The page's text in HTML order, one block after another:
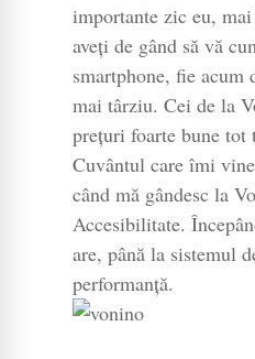
importante zic eu,
aveți de gând să vă
smartphone, fie acum
mai târziu. Cei de la
prețuri foarte bune tot
Cuvântul care îmi
când mă gândesc la
Accesibilitate.
are, până la sistemul
performanță.